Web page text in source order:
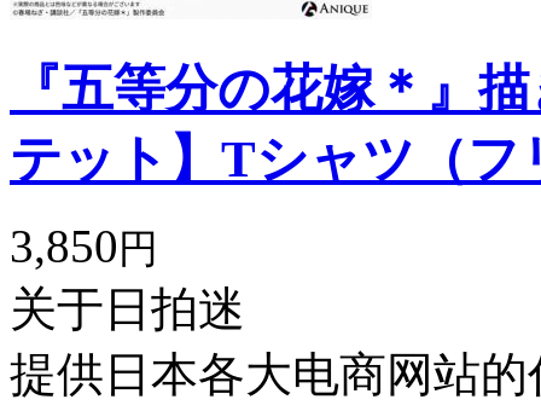
『五等分の花嫁＊』
テット】Tシャツ（フ
3,850円
关于日拍迷
提供日本各大电商网站